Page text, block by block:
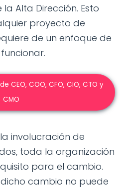
Alta Dirección. Esto
proyecto de
de un enfoque de
CEO, COO, CFO, CIO, CTO y
CMO
involucración de
toda la organización
para el cambio.
cambio no puede